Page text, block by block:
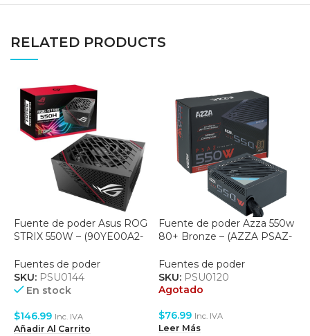
RELATED PRODUCTS
Fuente de poder Asus ROG
STRIX 550W – (90YE00A2-
Fuentes de poder
SKU: PSU0144
En stock
$146.99 Inc. IVA
Añadir Al Carrito
Fuente de poder Azza 550w
80+ Bronze – (AZZA PSAZ-
Fuentes de poder
SKU: PSU0120
Agotado
$76.99 Inc. IVA
Leer Más